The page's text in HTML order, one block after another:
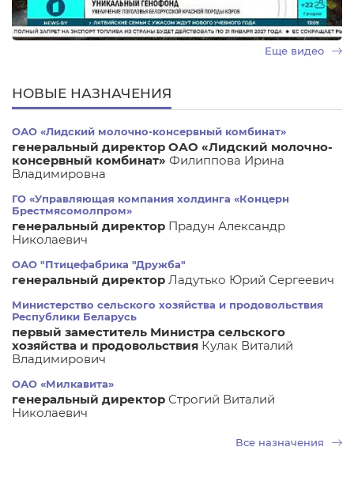
Еще видео
НОВЫЕ НАЗНАЧЕНИЯ
ОАО «Лидский молочно-консервный комбинат»
генеральный директор ОАО «Лидский молочно-
консервный комбинат» Филиппова Ирина
Владимировна
ГО «Управляющая компания холдинга «Концерн
Брестмясомолпром»
генеральный директор Прадун Александр
Николаевич
ОАО "Птицефабрика "Дружба"
генеральный директор Ладутько Юрий Сергеевич
Министерство сельского хозяйства и продовольствия
Республики Беларусь
первый заместитель Министра сельского
хозяйства и продовольствия Кулак Виталий
Владимирович
ОАО «Милкавита»
генеральный директор Строгий Виталий
Николаевич
Все назначения